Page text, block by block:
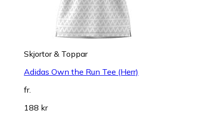
Skjortor & Toppar
Adidas Own the Run Tee (Herr)
fr.
188 kr